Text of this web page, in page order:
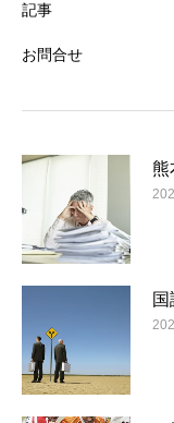
記事
お問合せ
熊